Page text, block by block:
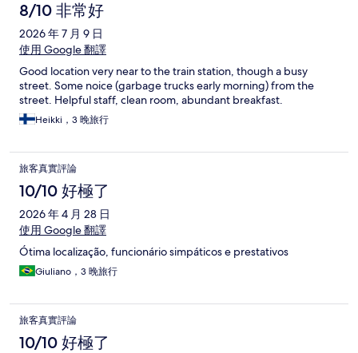
8/10 非常好
2026 年 7 月 9 日
使用 Google 翻譯
Good location very near to the train station, though a busy
street. Some noice (garbage trucks early morning) from the
street. Helpful staff, clean room, abundant breakfast.
Heikki，3 晚旅行
旅客真實評論
10/10 好極了
2026 年 4 月 28 日
使用 Google 翻譯
Ótima localização, funcionário simpáticos e prestativos
Giuliano，3 晚旅行
旅客真實評論
10/10 好極了